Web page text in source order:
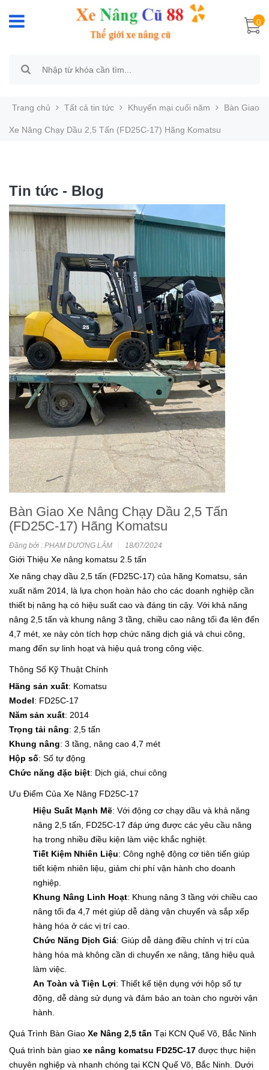
0
Trang chủ Tất cả tin tức Khuyến mại cuối năm Bàn Giao
Xe Nâng Chạy Dầu 2,5 Tấn (FD25C-17) Hãng Komatsu
Tin tức - Blog
Bàn Giao Xe Nâng Chạy Dầu 2,5 Tấn
(FD25C-17) Hãng Komatsu
Đăng bởi : PHẠM DƯƠNG LÂM 18/07/2024
Giới Thiệu Xe nâng komatsu 2.5 tấn
Xe nâng chạy dầu 2,5 tấn (FD25C-17) của hãng Komatsu, sản
xuất năm 2014, là lựa chọn hoàn hảo cho các doanh nghiệp cần
thiết bị nâng hạ có hiệu suất cao và đáng tin cậy. Với khả năng
nâng 2,5 tấn và khung nâng 3 tầng, chiều cao nâng tối đa lên đến
4,7 mét, xe này còn tích hợp chức năng dịch giá và chui công,
mang đến sự linh hoạt và hiệu quả trong công việc.
Thông Số Kỹ Thuật Chính
Hãng sản xuất: Komatsu
Model: FD25C-17
Năm sản xuất: 2014
Trọng tải nâng: 2,5 tấn
Khung nâng: 3 tầng, nâng cao 4,7 mét
Hộp số: Số tự động
Chức năng đặc biệt: Dịch giá, chui công
Ưu Điểm Của Xe Nâng FD25C-17
Hiệu Suất Mạnh Mẽ: Với động cơ chạy dầu và khả năng
nâng 2,5 tấn, FD25C-17 đáp ứng được các yêu cầu nâng
hạ trong nhiều điều kiện làm việc khắc nghiệt.
Tiết Kiệm Nhiên Liệu: Công nghệ động cơ tiên tiến giúp
tiết kiệm nhiên liệu, giảm chi phí vận hành cho doanh
nghiệp.
Khung Nâng Linh Hoạt: Khung nâng 3 tầng với chiều cao
nâng tối đa 4,7 mét giúp dễ dàng vận chuyển và sắp xếp
hàng hóa ở các vị trí cao.
Chức Năng Dịch Giá: Giúp dễ dàng điều chỉnh vị trí của
hàng hóa mà không cần di chuyển xe nâng, tăng hiệu quả
làm việc.
An Toàn và Tiện Lợi: Thiết kế tiện dụng với hộp số tự
động, dễ dàng sử dụng và đảm bảo an toàn cho người vận
hành.
Quá Trình Bàn Giao Xe Nâng 2,5 tấn Tại KCN Quế Võ, Bắc Ninh
Quá trình bàn giao xe nâng komatsu FD25C-17 được thực hiện
chuyên nghiệp và nhanh chóng tại KCN Quế Võ, Bắc Ninh. Dưới